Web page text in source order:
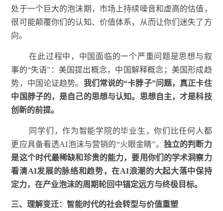
处于一个巨大的泡沫期，市场上持续噪音和虚高的估值，
很可能颠覆你们的认知、价值体系，从而让你们迷失了方
向。
在此过程中，中国面临的一个严重问题是思想与叙
事的“失语”：美国提出概念，中国解释概念；美国形成趋
势，中国论证趋势。 我们常说的“卡脖子”问题，真正卡住
中国脖子的，是自己的思想与认知。思想自主，才是科技
创新的前提。
同学们，作为智能学院的毕业生，你们比任何人都
更应具备看透AI泡沫与营销的“火眼金睛”。 独立的判断力
是这个时代最稀缺和珍贵的能力，要用你们的学术洞察力
看清AI发展的脉络和趋势，在AI浪潮的大起大落中保持
定力，在产业泡沫的周期轮回中锚定远方与终极目标。
三、理解变迁：智能时代的社会转型与价值重塑